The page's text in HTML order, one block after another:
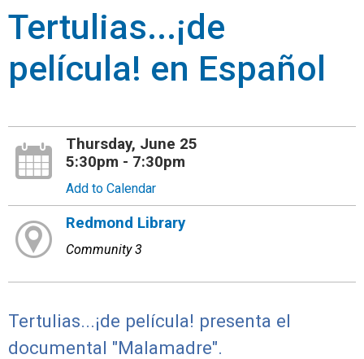
Tertulias...¡de
película! en Español
Thursday, June 25
5:30pm - 7:30pm
Add to Calendar
Redmond Library
Community 3
Tertulias...¡de película! presenta el
documental "Malamadre".